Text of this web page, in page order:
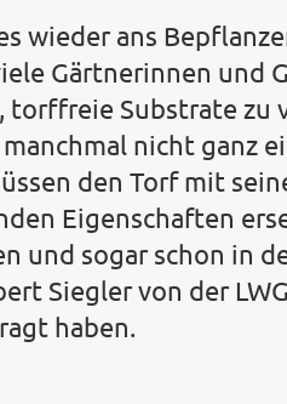
wieder ans
Gärtnerinnen und
Substrate zu
nicht ganz
den Torf mit
Eigenschaften
und sogar schon in
Siegler von der
haben.